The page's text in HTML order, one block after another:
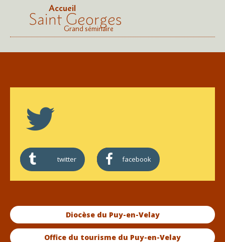
Accueil
Saint Georges
Grand séminaire
twitter facebook
Diocèse du Puy-en-Velay
Office du tourisme du Puy-en-Velay